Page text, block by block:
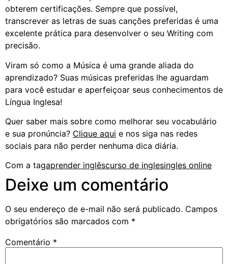
obterem certificações. Sempre que possível,
transcrever as letras de suas canções preferidas é uma
excelente prática para desenvolver o seu Writing com
precisão.
Viram só como a Música é uma grande aliada do
aprendizado? Suas músicas preferidas lhe aguardam
para você estudar e aperfeiçoar seus conhecimentos de
Língua Inglesa!
Quer saber mais sobre como melhorar seu vocabulário
e sua pronúncia? Clique aqui e nos siga nas redes
sociais para não perder nenhuma dica diária.
Com a tagaprender inglêscurso de inglesingles online
Deixe um comentário
O seu endereço de e-mail não será publicado. Campos
obrigatórios são marcados com *
Comentário *